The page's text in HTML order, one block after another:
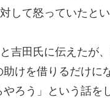
して怒っていたとい
吉田氏に伝えたが
けを借りるだけに
ろう」という話を